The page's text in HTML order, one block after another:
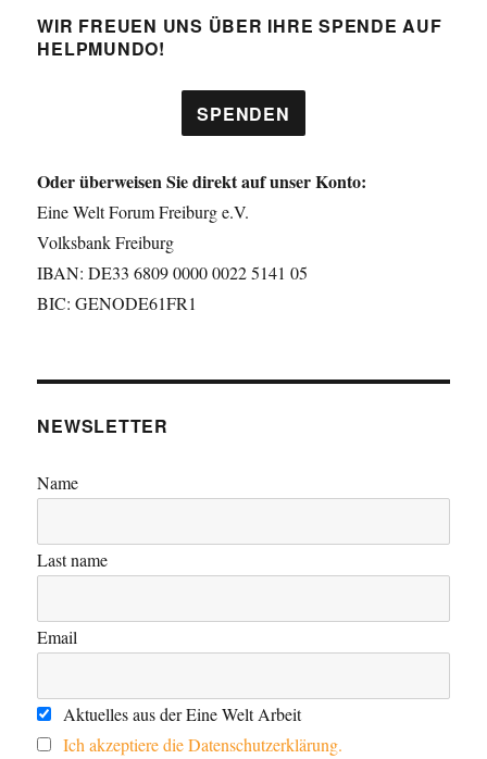
WIR FREUEN UNS ÜBER IHRE SPENDE AUF
HELPMUNDO!
SPENDEN
Oder überweisen Sie direkt auf unser Konto:
Eine Welt Forum Freiburg e.V.
Volksbank Freiburg
IBAN: DE33 6809 0000 0022 5141 05
BIC: GENODE61FR1
NEWSLETTER
Name
Last name
Email
Aktuelles aus der Eine Welt Arbeit
Ich akzeptiere die Datenschutzerklärung.